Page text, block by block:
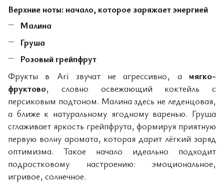
Верхние ноты: начало, которое заряжает энергией
Малина
Груша
Розовый грейпфрут
Фрукты в Ari звучат не агрессивно, а мягко-
фруктово, словно освежающий коктейль с
персиковым подтоном. Малина здесь не леденцовая,
а ближе к натуральному ягодному варенью. Груша
сглаживает яркость грейпфрута, формируя приятную
первую волну аромата, которая дарит лёгкий заряд
оптимизма. Такое начало идеально подходит
подростковому настроению: эмоциональное,
игривое, солнечное.